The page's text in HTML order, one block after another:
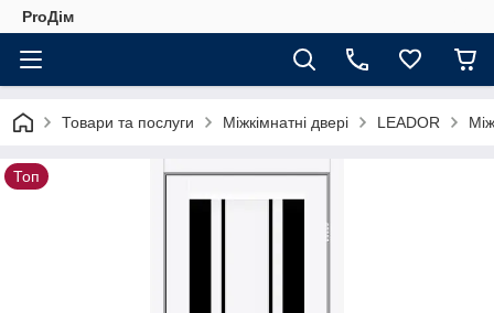
ProДім
Товари та послуги Міжкімнатні двері LEADOR
Топ